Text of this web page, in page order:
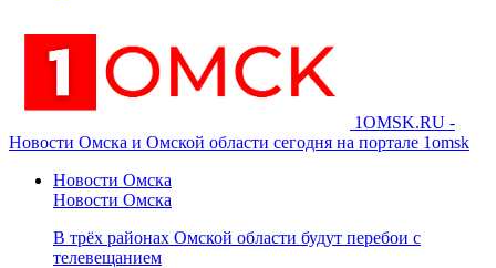
1OMSK.RU -
Новости Омска и Омской области сегодня на портале 1omsk
Новости Омска
Новости Омска
В трёх районах Омской области будут перебои с
телевещанием